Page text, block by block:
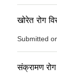
खोरेत रोग
Submitted
संक्रामण